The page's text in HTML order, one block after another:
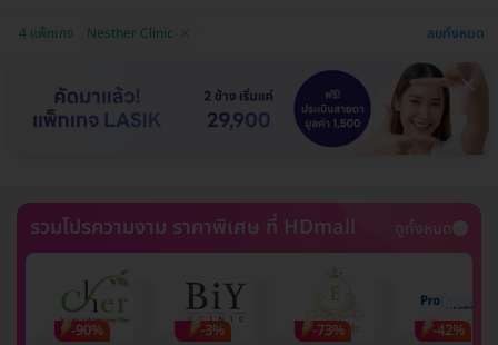
4 แพ็กเกจ Nesther Clinic ลบทั้งหมด
รวมโปรความงาม ราคาพิเศษ ที่ HDmall ดูทั้งหมด
-90% -3% -73% -42%